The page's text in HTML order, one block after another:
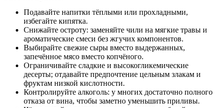
Подавайте напитки тёплыми или прохладными,
избегайте кипятка.
Снижайте остроту: заменяйте чили на мягкие травы и
ароматические смеси без жгучих компонентов.
Выбирайте свежие сыры вместо выдержанных,
запечённое мясо вместо копчёного.
Ограничивайте сладкие и высокогликемические
десерты; отдавайте предпочтение цельным злакам и
фруктам низкой кислотности.
Контролируйте алкоголь: у многих достаточно полного
отказа от вина, чтобы заметно уменьшить приливы.